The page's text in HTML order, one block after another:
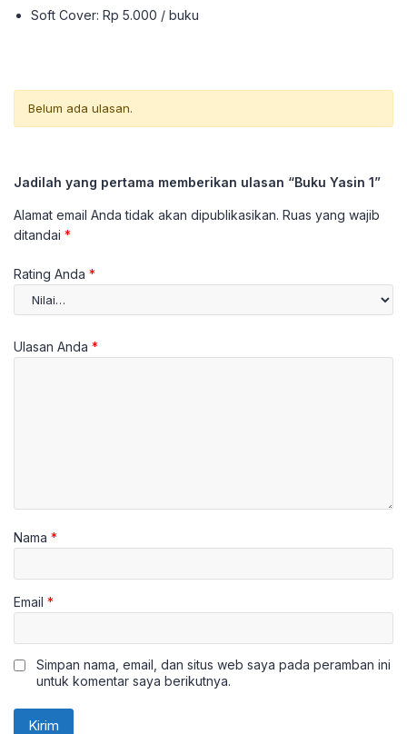
Soft Cover: Rp 5.000 / buku
Belum ada ulasan.
Jadilah yang pertama memberikan ulasan “Buku Yasin 1”
Alamat email Anda tidak akan dipublikasikan. Ruas yang wajib
ditandai *
Rating Anda *
Ulasan Anda *
Nama *
Email *
Simpan nama, email, dan situs web saya pada peramban ini
untuk komentar saya berikutnya.